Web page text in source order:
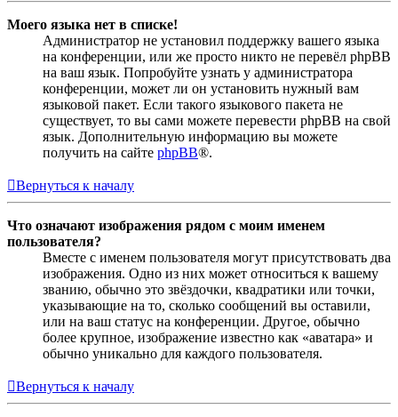
Моего языка нет в списке!
Администратор не установил поддержку вашего языка
на конференции, или же просто никто не перевёл phpBB
на ваш язык. Попробуйте узнать у администратора
конференции, может ли он установить нужный вам
языковой пакет. Если такого языкового пакета не
существует, то вы сами можете перевести phpBB на свой
язык. Дополнительную информацию вы можете
получить на сайте phpBB®.
Вернуться к началу
Что означают изображения рядом с моим именем
пользователя?
Вместе с именем пользователя могут присутствовать два
изображения. Одно из них может относиться к вашему
званию, обычно это звёздочки, квадратики или точки,
указывающие на то, сколько сообщений вы оставили,
или на ваш статус на конференции. Другое, обычно
более крупное, изображение известно как «аватара» и
обычно уникально для каждого пользователя.
Вернуться к началу